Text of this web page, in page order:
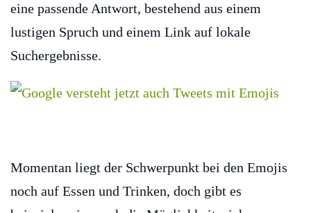
eine passende Antwort, bestehend aus einem
lustigen Spruch und einem Link auf lokale
Suchergebnisse.
Momentan liegt der Schwerpunkt bei den Emojis
noch auf Essen und Trinken, doch gibt es